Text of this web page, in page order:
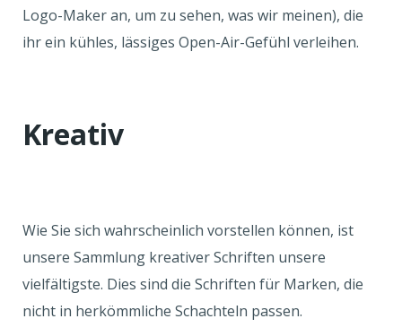
Logo-Maker an, um zu sehen, was wir meinen), die
ihr ein kühles, lässiges Open-Air-Gefühl verleihen.
Kreativ
Wie Sie sich wahrscheinlich vorstellen können, ist
unsere Sammlung kreativer Schriften unsere
vielfältigste. Dies sind die Schriften für Marken, die
nicht in herkömmliche Schachteln passen.